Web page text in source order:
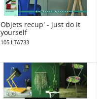
Objets recup' - just do it
yourself
105 LTA733